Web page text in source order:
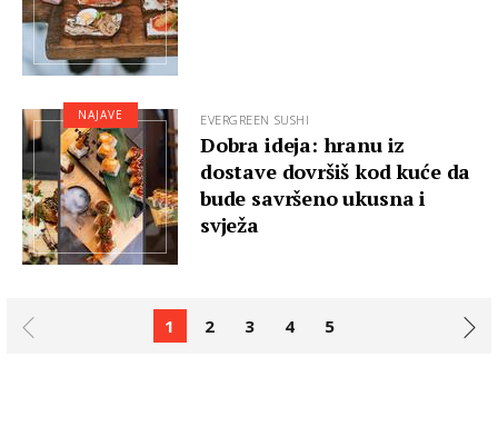
EVERGREEN SUSHI
Dobra ideja: hranu iz
dostave dovršiš kod kuće da
bude savršeno ukusna i
svježa
NAJAVE
1 2 3 4 5